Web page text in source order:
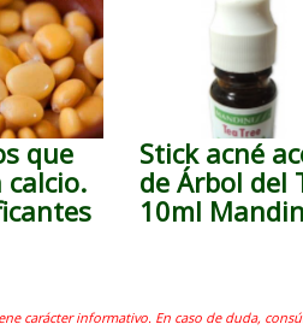
que
Stick acné
de Árbol del
10ml
carácter informativo. En caso de duda,